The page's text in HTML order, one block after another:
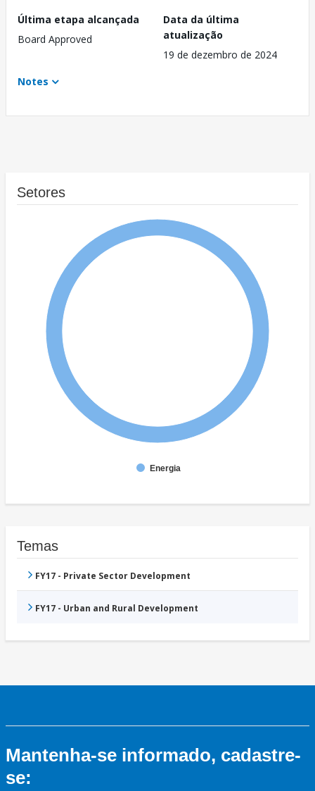
Última etapa alcançada
Board Approved
Data da última
atualização
19 de dezembro de 2024
Notes
Setores
Energia
Temas
FY17 - Private Sector Development
FY17 - Urban and Rural Development
Mantenha-se informado, cadastre-
se: